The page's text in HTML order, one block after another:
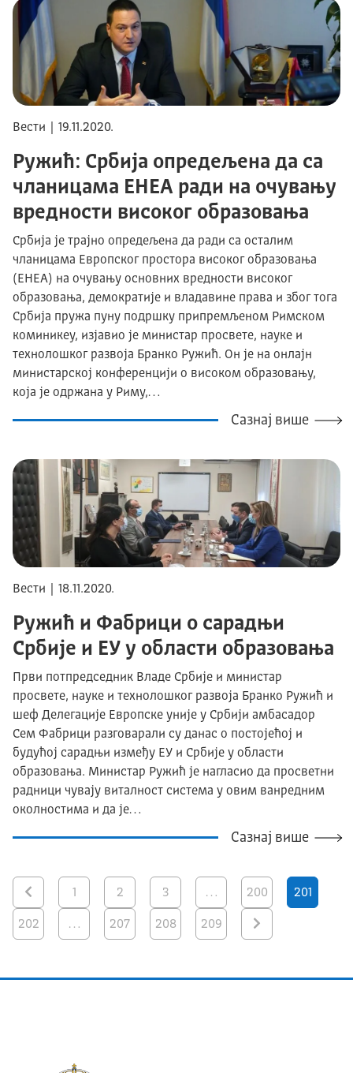
Вести | 19.11.2020.
Ружић: Србија опредељена да са
чланицама ЕНЕА ради на очувању
вредности високог образовања
Србија је трајно опредељена да ради са осталим
чланицама Европског простора високог образовања
(EHEA) на очувању основних вредности високог
образовања, демократије и владавине права и због тога
Србија пружа пуну подршку припремљеном Римском
коминикеу, изјавио је министар просвете, науке и
технолошког развоја Бранко Ружић. Он је на онлајн
министарској конференцији о високом образовању,
која је одржана у Риму,…
Сазнај више
Вести | 18.11.2020.
Ружић и Фабрици о сарадњи
Србије и ЕУ у области образовања
Први потпредседник Владе Србије и министар
просвете, науке и технолошког развоја Бранко Ружић и
шеф Делегације Европске уније у Србији амбасадор
Сем Фабрици разговарали су данас о постојећој и
будућој сарадњи између ЕУ и Србије у области
образовања. Министар Ружић је нагласио да просветни
радници чувају виталност система у овим ванредним
околностима и да је…
Сазнај више
1 2 3 … 200 201
202 … 207 208 209